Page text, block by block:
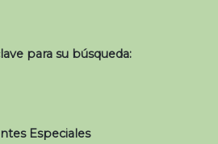
para su búsqueda:
Especiales